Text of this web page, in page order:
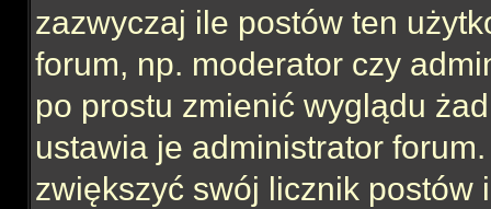
zazwyczaj ile postów ten
forum, np. moderator czy
po prostu zmienić wyglądu
ustawia je administrator
zwiększyć swój licznik postów